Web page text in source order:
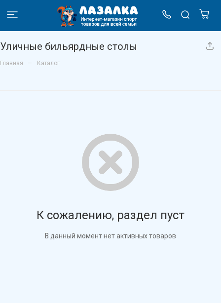
Уличные бильярдные столы
Главная – Каталог
К сожалению, раздел пуст
В данный момент нет активных товаров